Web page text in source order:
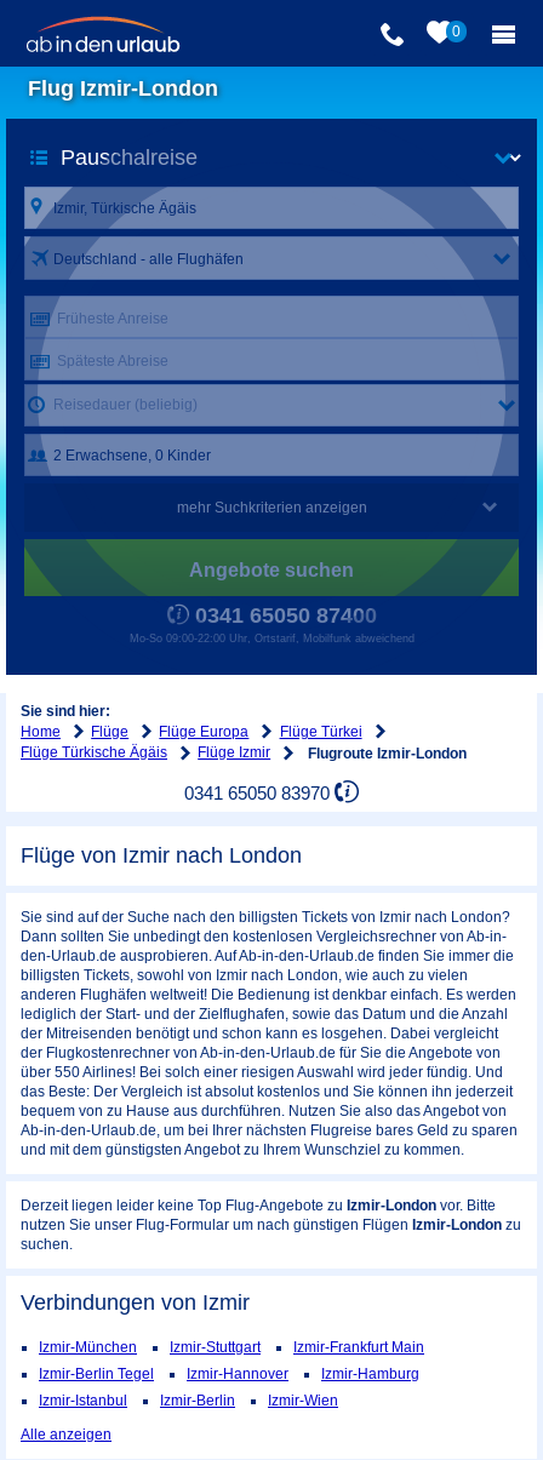
0
Flug Izmir-London
Deutschland - alle Flughäfen
Früheste Anreise
Späteste Abreise
Reisedauer (beliebig)
mehr Suchkriterien anzeigen
Angebote suchen
0341 65050 87400
Mo-So 09:00-22:00 Uhr, Ortstarif, Mobilfunk abweichend
Sie sind hier:
Home
Flüge Flüge Europa
Flüge Türkei
Flüge Türkische Ägäis
Flüge Izmir Flugroute Izmir-London
0341 65050 83970
Flüge von Izmir nach London
Sie sind auf der Suche nach den billigsten Tickets von Izmir nach London?
Dann sollten Sie unbedingt den kostenlosen Vergleichsrechner von Ab-in-
den-Urlaub.de ausprobieren. Auf Ab-in-den-Urlaub.de finden Sie immer die
billigsten Tickets, sowohl von Izmir nach London, wie auch zu vielen
anderen Flughäfen weltweit! Die Bedienung ist denkbar einfach. Es werden
lediglich der Start- und der Zielflughafen, sowie das Datum und die Anzahl
der Mitreisenden benötigt und schon kann es losgehen. Dabei vergleicht
der Flugkostenrechner von Ab-in-den-Urlaub.de für Sie die Angebote von
über 550 Airlines! Bei solch einer riesigen Auswahl wird jeder fündig. Und
das Beste: Der Vergleich ist absolut kostenlos und Sie können ihn jederzeit
bequem von zu Hause aus durchführen. Nutzen Sie also das Angebot von
Ab-in-den-Urlaub.de, um bei Ihrer nächsten Flugreise bares Geld zu sparen
und mit dem günstigsten Angebot zu Ihrem Wunschziel zu kommen.
Derzeit liegen leider keine Top Flug-Angebote zu Izmir-London vor. Bitte
nutzen Sie unser Flug-Formular um nach günstigen Flügen Izmir-London zu
suchen.
Verbindungen von Izmir
Izmir-München Izmir-Stuttgart
Izmir-Frankfurt Main
Izmir-Berlin Tegel
Izmir-Hannover
Izmir-Hamburg
Izmir-Istanbul
Izmir-Berlin
Izmir-Wien
Alle anzeigen